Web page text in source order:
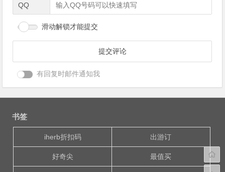
QQ
滑动解锁才能提交
有回复时邮件通知我
书签
iherb折扣码 出游订
好奇尖 最值买